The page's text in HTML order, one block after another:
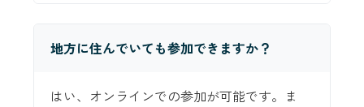
地方に住んでいても参加できますか？
はい、オンラインでの参加が可能です。ま